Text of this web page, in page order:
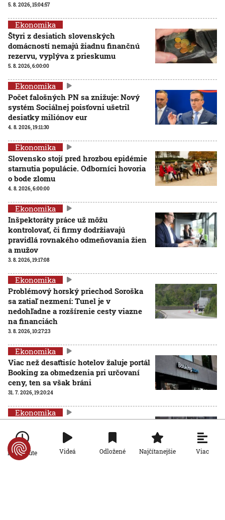
5. 8. 2026, 15:04:57
Ekonomika
Štyri z desiatich slovenských
domácností nemajú žiadnu finančnú
rezervu, vyplýva z prieskumu
5. 8. 2026, 6:00:00
Ekonomika
Počet falošných PN sa znižuje: Nový
systém Sociálnej poisťovni ušetril
desiatky miliónov eur
4. 8. 2026, 19:11:30
Ekonomika
Slovensko stojí pred hrozbou epidémie
starnutia populácie. Odborníci hovoria
o bode zlomu
4. 8. 2026, 6:00:00
Ekonomika
Inšpektoráty práce už môžu
kontrolovať, či firmy dodržiavajú
pravidlá rovnakého odmeňovania žien
a mužov
3. 8. 2026, 19:17:08
Ekonomika
Problémový horský priechod Soroška
sa zatiaľ nezmení: Tunel je v
nedohľadne a rozšírenie cesty viazne
na financiách
3. 8. 2026, 10:27:23
Ekonomika
Viac než desaťtisíc hotelov žaluje portál
Booking za obmedzenia pri určovaní
ceny, ten sa však bráni
31. 7. 2026, 19:20:24
Ekonomika
platiť menej. Isté to však nie je
31. 7. 2026, 19:15:31
Po minúte Videá Odložené Najčítanejšie Viac